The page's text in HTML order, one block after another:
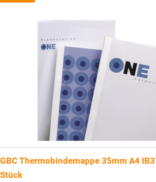
GBC Thermobindemappe 35mm A4
Stück